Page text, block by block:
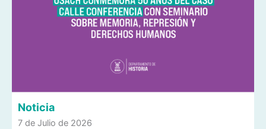
Noticia
7 de Julio de 2026